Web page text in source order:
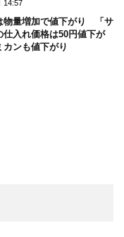
14:57
物量増加で値下がり 「サ
仕入れ価格は50円値下が
ンも値下がり